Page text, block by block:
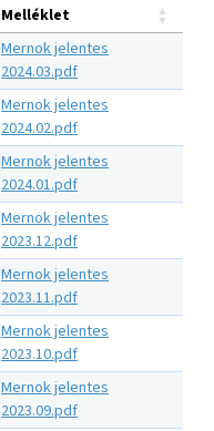
Melléklet
Mernok jelentes
2024.03.pdf
Mernok jelentes
2024.02.pdf
Mernok jelentes
2024.01.pdf
Mernok jelentes
2023.12.pdf
Mernok jelentes
2023.11.pdf
Mernok jelentes
2023.10.pdf
Mernok jelentes
2023.09.pdf